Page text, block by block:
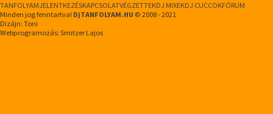
TANFOLYAMJELENTKEZÉSKAPCSOLATVÉGZETTEKDJ MIXEKDJ CUCCOKFÓRUM
Minden jog fenntartva! DjTANFOLYAM.HU © 2008 - 2021
Dizájn: Toni
Webprogramozás: Smitzer Lajos